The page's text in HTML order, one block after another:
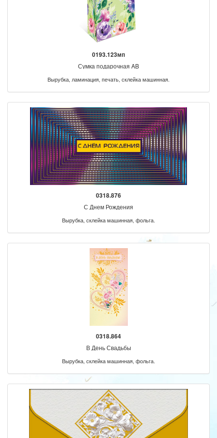
0193.123мп
Сумка подарочная AB
Вырубка, ламинация, печать, склейка машинная.
0318.876
С Днем Рождения
Вырубка, склейка машинная, фольга.
0318.864
В День Свадьбы
Вырубка, склейка машинная, фольга.